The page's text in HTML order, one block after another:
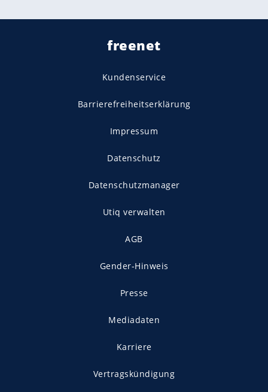
freenet
Kundenservice
Barrierefreiheitserklärung
Impressum
Datenschutz
Datenschutzmanager
Utiq verwalten
AGB
Gender-Hinweis
Presse
Mediadaten
Karriere
Vertragskündigung